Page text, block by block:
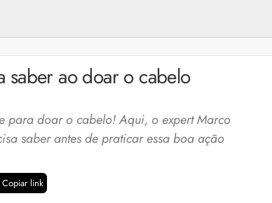
saber ao doar o cabelo
para doar o cabelo! Aqui, o expert Marco
saber antes de praticar essa boa ação
Copiar link